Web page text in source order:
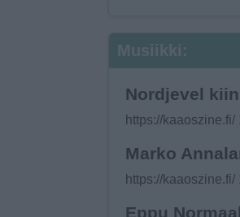
Musiikki:
Nordjevel
https://kaaoszine.fi/
Marko
https://kaaoszine.fi/
Eppu